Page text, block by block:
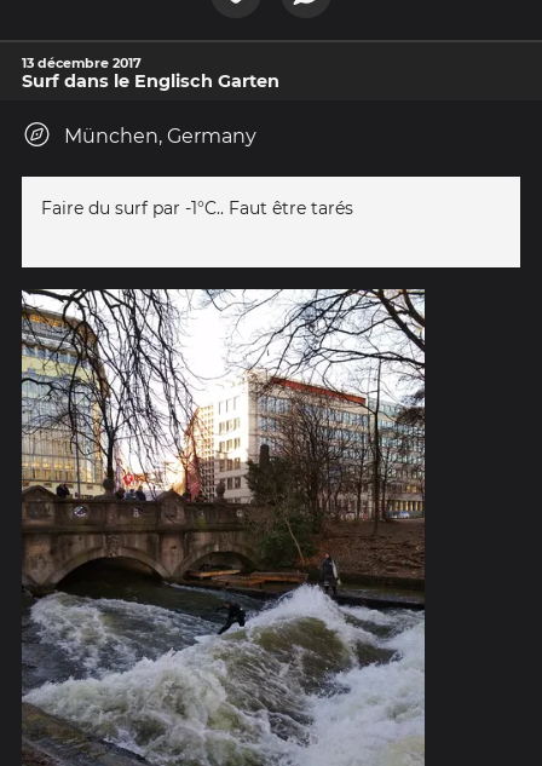
13 décembre 2017
Surf dans le Englisch Garten
München, Germany
Faire du surf par -1°C.. Faut être tarés